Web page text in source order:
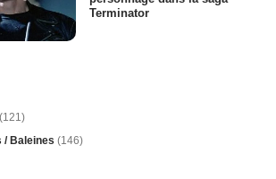
Terminator
(121)
/ Baleines (146)